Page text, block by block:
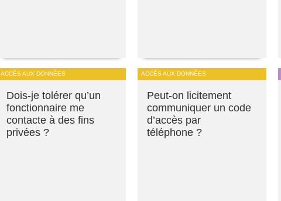
ACCÈS AUX DONNÉES
Dois-je tolérer qu’un
fonctionnaire me
contacte à des fins
privées ?
ACCÈS AUX DONNÉES
Peut-on licitement
communiquer un code
d’accès par
téléphone ?